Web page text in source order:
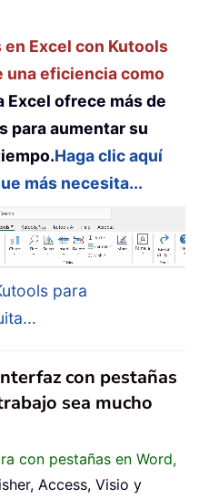
Excel con Kutools
una eficiencia como
Excel ofrece más de
para aumentar su
Haga clic aquí
más necesita...
para
con pestañas
sea mucho
con pestañas en Word,
Access, Visio y